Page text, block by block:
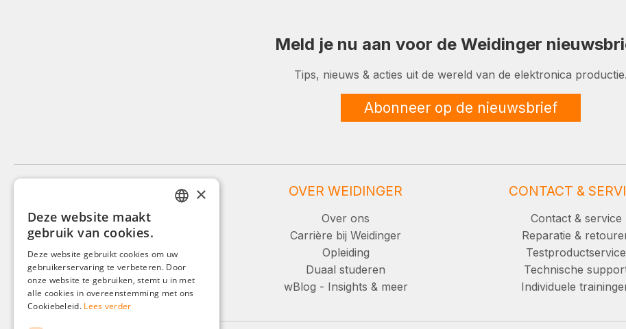
Meld je nu aan voor de Weidinger
Tips, nieuws & acties uit de wereld van de elektronica productie.
Abonneer op de nieuwsbrief
Service en advies:
+49 (0)8142 / 4289 - 300
Ma-Vr, 08:00 - 16:00
Of via ons contactformulier.
OVER WEIDINGER
Over ons
Carrière bij Weidinger
Opleiding
Duaal studeren
wBlog - Insights & meer
CONTACT &
Contact & service
Reparatie &
Testproductservice
Technische
Individuele
FRENCH
ITALIAN
×
Deze website maakt
gebruik van cookies.
Deze website gebruikt cookies om uw
gebruikerservaring te verbeteren. Door
onze website te gebruiken, stemt u in met
alle cookies in overeenstemming met ons
Cookiebeleid. Lees verder